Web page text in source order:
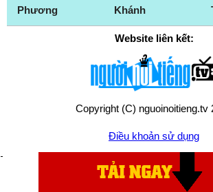
Phương Khánh
Website liên kết:
Copyright (C) nguoinoitieng.tv
Điều khoản sử dụng